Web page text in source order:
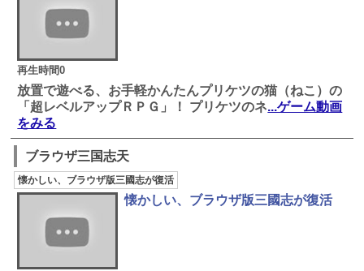
再生時間0
放置で遊べる、お手軽かんたんプリケツの猫（ねこ）の
「超レベルアップＲＰＧ」！ プリケツのネ...ゲーム動画
をみる
ブラウザ三国志天
懐かしい、ブラウザ版三國志が復活
懐かしい、ブラウザ版三國志が復活